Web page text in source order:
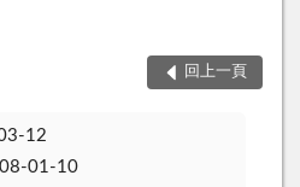
回上一頁
12
01-10